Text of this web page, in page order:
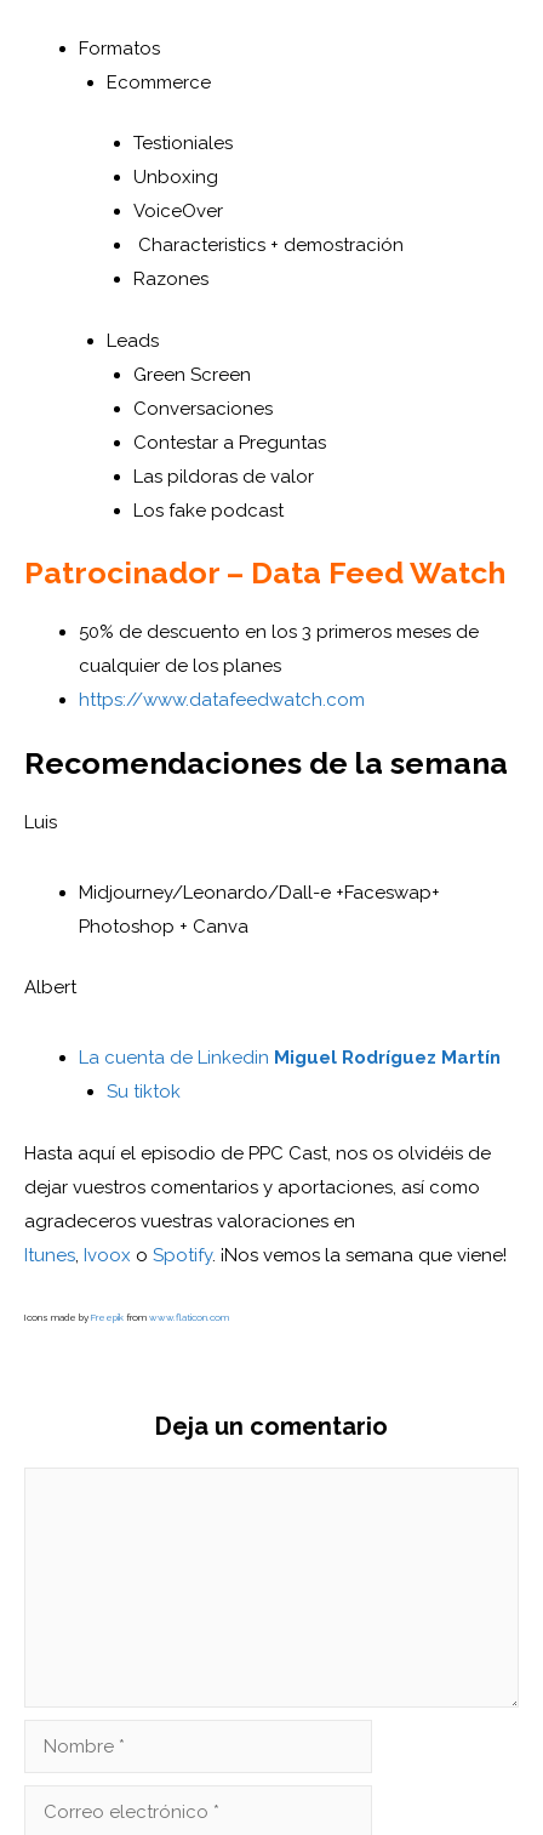
Formatos
Ecommerce
Testioniales
Unboxing
VoiceOver
Characteristics + demostración
Razones
Leads
Green Screen
Conversaciones
Contestar a Preguntas
Las pildoras de valor
Los fake podcast
Patrocinador – Data Feed Watch
50% de descuento en los 3 primeros meses de
cualquier de los planes
https://www.datafeedwatch.com
Recomendaciones de la semana
Luis
Midjourney/Leonardo/Dall-e +Faceswap+
Photoshop + Canva
Albert
La cuenta de Linkedin Miguel Rodríguez Martín
Su tiktok
Hasta aquí el episodio de PPC Cast, nos os olvidéis de
dejar vuestros comentarios y aportaciones, así como
agradeceros vuestras valoraciones en
Itunes Ivoox o Spotify. ¡Nos vemos la semana que viene!
Icons made by Freepik from www.flaticon.com
Deja un comentario